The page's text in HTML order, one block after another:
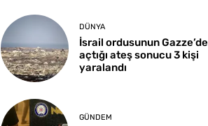
DÜNYA
İsrail ordusunun Gazze’de
açtığı ateş sonucu 3 kişi
yaralandı
GÜNDEM